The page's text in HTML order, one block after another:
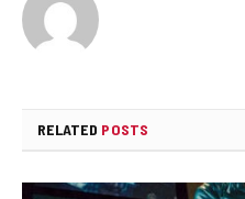
RELATED POSTS